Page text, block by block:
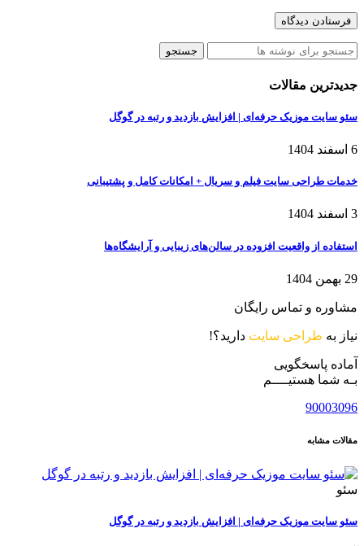
جستجو
جدیدترین مقالات
سئو سایت موزیک حرفه‌ای | افزایش بازدید و رتبه در گوگل
6 اسفند 1404
خدمات طراحی سایت فیلم و سریال + امکانات کامل و پشتیبانی
3 اسفند 1404
استفاده از واقعیت افزوده در سالن‌های زیبایی و آرایشگاه‌ها
29 بهمن 1404
مشاوره و تماس رایگان
نیاز به طراحی سایت دارید؟!
آماده پاسخگویی
بـه شما هستیــــم
90003096
مقالات مشابه
سئو
سئو سایت موزیک حرفه‌ای | افزایش بازدید و رتبه در گوگل